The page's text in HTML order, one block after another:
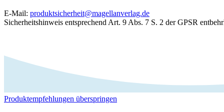
E-Mail: produktsicherheit@magellanverlag.de
Sicherheitshinweis entsprechend Art. 9 Abs. 7 S. 2 der GPSR
Produktempfehlungen überspringen